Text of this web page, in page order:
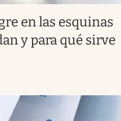
en las esquinas
y para qué sirve